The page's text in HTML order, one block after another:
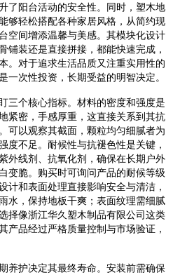
了阳台活动的安全性。同时，塑木地
够轻松搭配各种家居风格，从简约现
空间增添温馨与美感。其模块化设计
铺装还是直接拼接，都能快速完成，
。对于追求生活品质又注重实用性的
一次性投资，长期受益的明智决定。
三个核心指标。材料的密度和强度是
紧密，手感厚重，这直接关系到其抗
可以观察其截面，颗粒均匀细腻者为
度不足。耐候性与抗褪色性是关键，
外线剂、抗氧化剂，确保在长期户外
变脆。购买时可询问产品的耐候等级
计和表面处理直接影响安全与清洁，
水，保持地板干爽；表面纹理需细腻
择像浙江华久塑木制品有限公司这类
产品经过严格质量控制与市场验证，
养护决定其最终寿命。安装前需确保